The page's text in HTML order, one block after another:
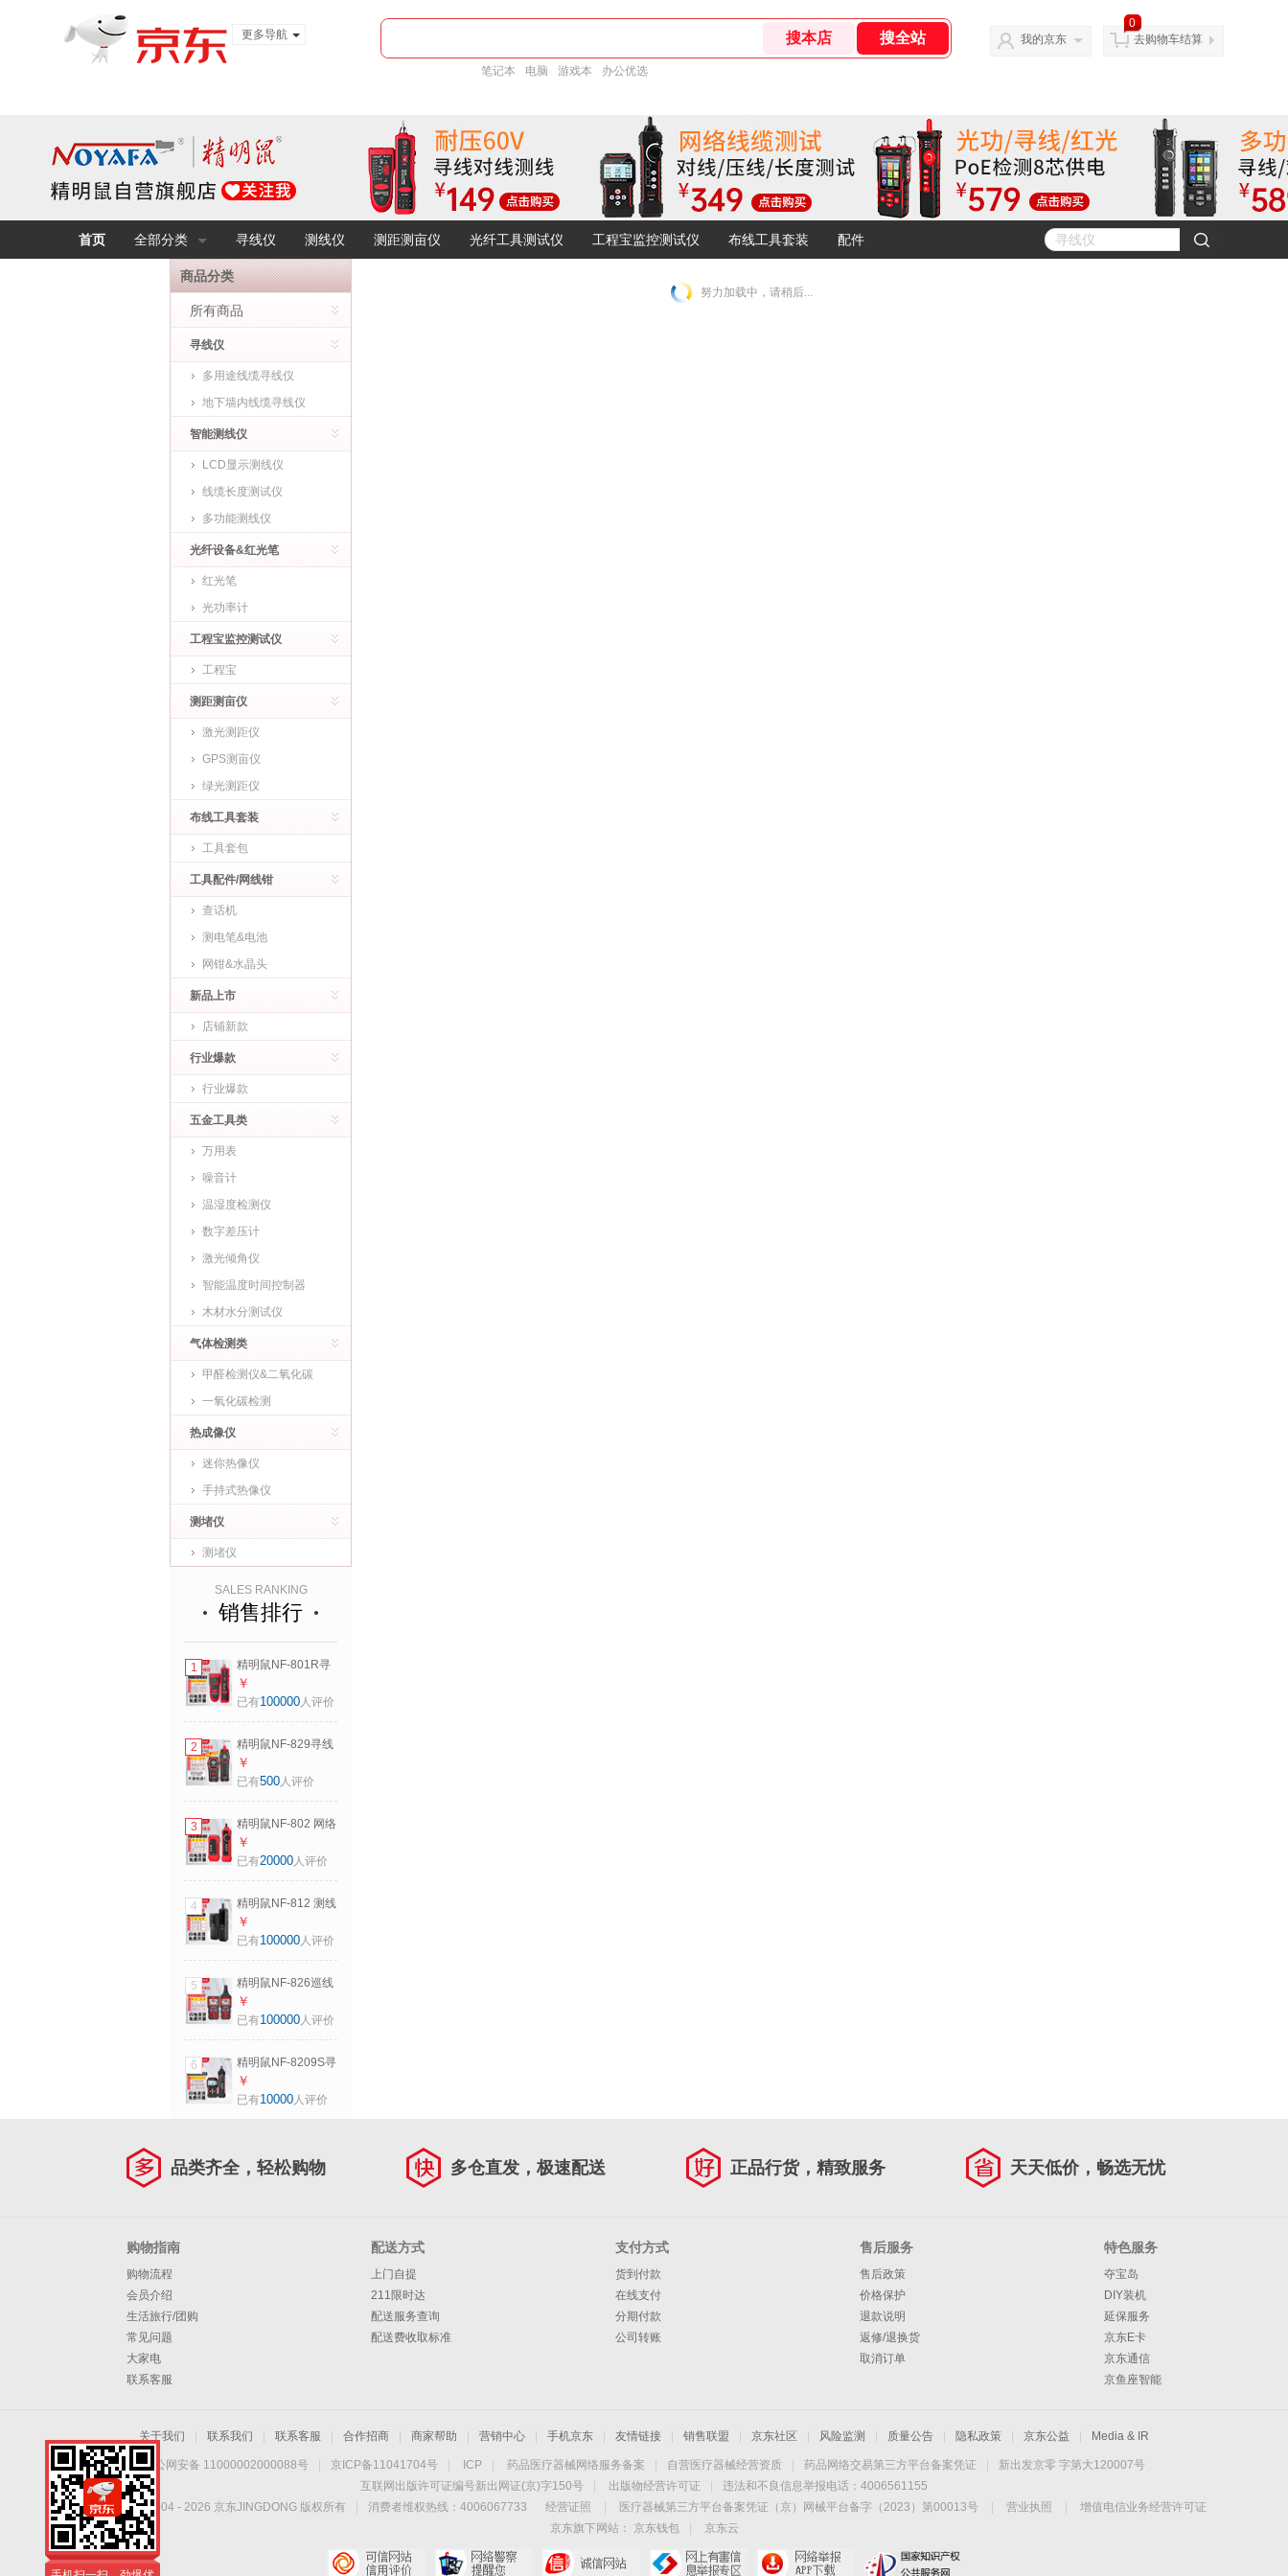
更多导航
笔记本 电脑 游戏本 办公优选
我的京东
0
去购物车结算
首页 全部分类 寻线仪 测线仪 测距测亩仪 光纤工具测试仪 工程宝监控测试仪 布线工具套装 配件
商品分类
所有商品
寻线仪
多用途线缆寻线仪
地下墙内线缆寻线仪
智能测线仪
LCD显示测线仪
线缆长度测试仪
多功能测线仪
光纤设备&红光笔
红光笔
光功率计
工程宝监控测试仪
工程宝
测距测亩仪
激光测距仪
GPS测亩仪
绿光测距仪
布线工具套装
工具套包
工具配件/网线钳
查话机
测电笔&电池
网钳&水晶头
新品上市
店铺新款
行业爆款
行业爆款
五金工具类
万用表
噪音计
温湿度检测仪
数字差压计
激光倾角仪
智能温度时间控制器
木材水分测试仪
气体检测类
甲醛检测仪&二氧化碳
一氧化碳检测
热成像仪
迷你热像仪
手持式热像仪
测堵仪
测堵仪
SALES RANKING
销售排行
1
精明鼠NF-801R寻
线仪巡线仪网络寻
线器网线测试仪测
￥
已有100000人评价
2
精明鼠NF-829寻线
仪多功能巡线仪
480v电工查线器强
￥
已有500人评价
3
精明鼠NF-802 网络
寻线仪 多功能电话
网络测线巡线仪器
带电套
￥
已有20000人评价
4
精明鼠NF-812 测线
器专业测线仪多功
能网线检测仪网络
电工套装
￥
已有100000人评价
5
精明鼠NF-826巡线
仪多功能寻线仪
220v电工查线器强
仪电线电缆
￥
已有100000人评价
6
精明鼠NF-8209S寻
线仪寻线器长度测
试网线断点短路点
￥
已有10000人评价
努力加载中，请稍后...
品类齐全，轻松购物 多仓直发，极速配送 正品行货，精致服务 天天低价，畅选无忧
购物指南
购物流程
会员介绍
生活旅行/团购
常见问题
大家电
联系客服
配送方式
上门自提
211限时达
配送服务查询
配送费收取标准
支付方式
货到付款
在线支付
分期付款
公司转账
售后服务
售后政策
价格保护
退款说明
返修/退换货
取消订单
特色服务
夺宝岛
DIY装机
延保服务
京东E卡
京东通信
京鱼座智能
关于我们 联系我们 联系客服 合作招商 商家帮助 营销中心 手机京东 友情链接 销售联盟 京东社区 风险监测 质量公告 隐私政策 京东公益 Media & IR
京公网安备 11000002000088号 京ICP备11041704号 ICP 药品医疗器械网络服务备案 自营医疗器械经营资质 药品网络交易第三方平台备案凭证
新出发京零 字第大120007号
互联网出版许可证编号新出网证(京)字150号
出版物经营许可证
违法和不良信息举报电话：4006561155
Copyright © 2004 - 2026 京东JINGDONG 版权所有 消费者维权热线：4006067733 经营证照 医疗器械第三方平台备案凭证（京）网械平台备字（2023）第00013号 营业执照
增值电信业务经营许可证
京东旗下网站：
京东钱包 京东云
手机扫一扫，劲爆优